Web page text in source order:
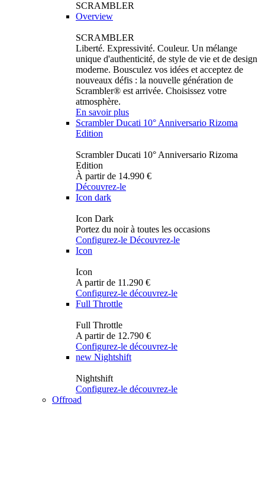
SCRAMBLER
Overview
SCRAMBLER
Liberté. Expressivité. Couleur. Un mélange
unique d'authenticité, de style de vie et de design
moderne. Bousculez vos idées et acceptez de
nouveaux défis : la nouvelle génération de
Scrambler® est arrivée. Choisissez votre
atmosphère.
En savoir plus
Scrambler Ducati 10° Anniversario Rizoma
Edition
Scrambler Ducati 10° Anniversario Rizoma
Edition
À partir de 14.990 €
Découvrez-le
Icon dark
Icon Dark
Portez du noir à toutes les occasions
Configurez-le Découvrez-le
Icon
Icon
A partir de 11.290 €
Configurez-le découvrez-le
Full Throttle
Full Throttle
A partir de 12.790 €
Configurez-le découvrez-le
new Nightshift
Nightshift
Configurez-le découvrez-le
Offroad